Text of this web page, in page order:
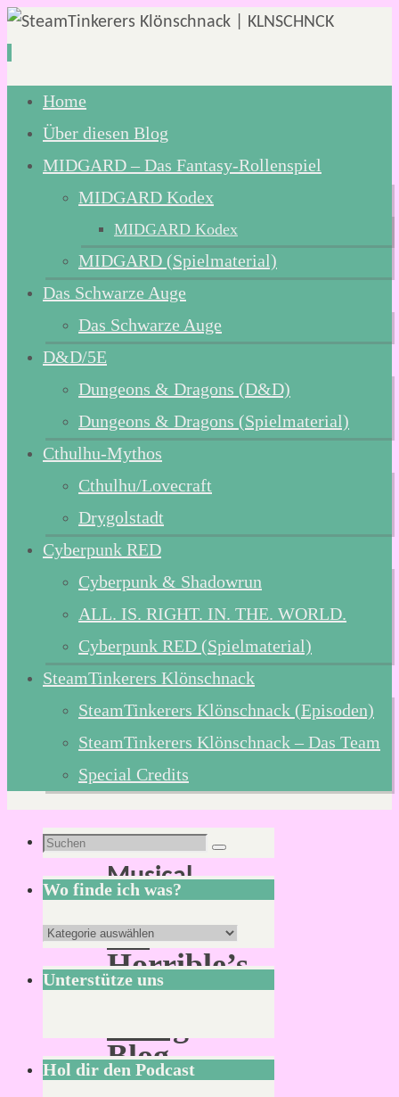
Zum
Inhalt
springen
Home
Über diesen Blog
MIDGARD – Das Fantasy-Rollenspiel
MIDGARD Kodex
MIDGARD Kodex
MIDGARD (Spielmaterial)
Das Schwarze Auge
Das Schwarze Auge
D&D/5E
Dungeons & Dragons (D&D)
Dungeons & Dragons (Spielmaterial)
Cthulhu-Mythos
Cthulhu/Lovecraft
Drygolstadt
Cyberpunk RED
Cyberpunk & Shadowrun
ALL. IS. RIGHT. IN. THE. WORLD.
Cyberpunk RED (Spielmaterial)
SteamTinkerers Klönschnack
SteamTinkerers Klönschnack (Episoden)
SteamTinkerers Klönschnack – Das Team
Special Credits
Schlagwort:
Musical
Dr.
Horrible’s
Sing-
Blog
Suchen
nach:
Suchen
Wo finde ich was?
Wo
finde
ich
Unterstütze uns
Hol dir den Podcast